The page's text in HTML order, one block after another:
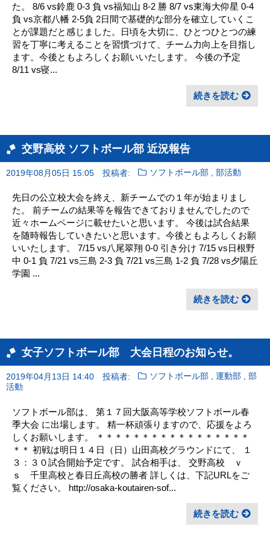
た。 8/6 vs鈴鹿 0-3 負 vs福知山 8-2 勝 8/7 vs東海大仰星 0-4
負 vs京都八幡 2-5負 2日間で基礎的な部分を確立していくこ
とが課題だと感じました。日頃を大切に、ひとつひとつの練
習を丁寧に考えることを習慣づけて、チーム力向上を目指し
ます。今後ともよろしくお願いいたします。 今後の予定
8/11 vs寝...
続きを読む
交野高校 ソフトボール部 近況報告
2019年08月05日 15:05 投稿者: ソフトボール部 ,部活動
先日の公立校大会を終え、新チームでの１年が始まりまし
た。 前チームの結果等を報告できておりませんでしたので
近々ホームページに載せたいと思います。 今後は試合結果
を随時報告していきたいと思います。今後ともよろしくお願
いいたします。 7/15 vs八尾翠翔 0-0 引き分け 7/15 vs日根野
中 0-1 負 7/21 vs三島 2-3 負 7/21 vs三島 1-2 負 7/28 vs夕陽丘
学園 ...
続きを読む
女子ソフトボール部 大会日程のお知らせ。
2019年04月13日 14:40 投稿者: ソフトボール部 ,運動部 ,部
活動
ソフトボール部は、 第１７回大阪高等学校ソフトボール春
季大会 に出場します。 精一杯頑張りますので、応援をよろ
しくお願いします。 ＊＊＊＊＊＊＊＊＊＊＊＊＊＊＊＊＊
＊＊ 初戦は明日１４日（日）山田高校グラウンドにて、 １
３：３０試合開始予定です。 試合相手は、 交野高校 ｖ
ｓ 千里高校と春日丘高校の勝者 詳しくは、下記URLをご
覧ください。 http://osaka-koutairen-sof...
続きを読む